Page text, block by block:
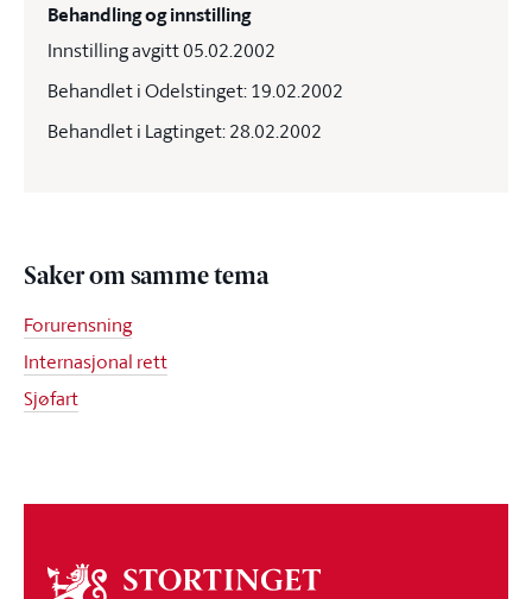
Behandling og innstilling
Innstilling avgitt 05.02.2002
Behandlet i Odelstinget: 19.02.2002
Behandlet i Lagtinget: 28.02.2002
Saker om samme tema
Forurensning
Internasjonal rett
Sjøfart
Om